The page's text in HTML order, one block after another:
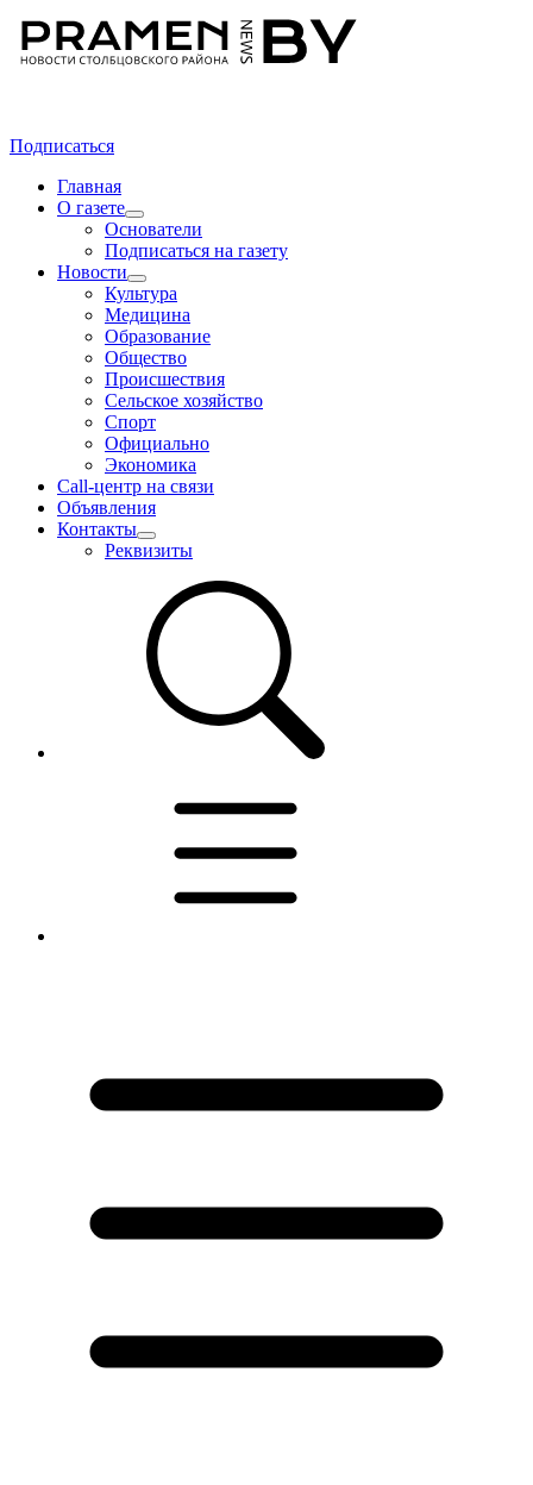
Подписаться
Главная
О газете
Основатели
Подписаться на газету
Новости
Культура
Медицина
Образование
Общество
Происшествия
Сельское хозяйство
Спорт
Официально
Экономика
Call-центр на связи
Объявления
Контакты
Реквизиты